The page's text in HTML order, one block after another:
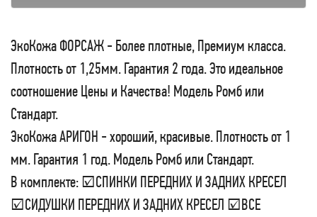
ЭкоКожа ФОРСАЖ - Более плотные, Премиум класса.
Плотность от 1,25мм. Гарантия 2 года. Это идеальное
соотношение Цены и Качества! Модель Ромб или
Стандарт.
ЭкоКожа АРИГОН - хороший, красивые. Плотность от 1
мм. Гарантия 1 год. Модель Ромб или Стандарт.
В комплекте: ☑СПИНКИ ПЕРЕДНИХ И ЗАДНИХ КРЕСЕЛ
☑СИДУШКИ ПЕРЕДНИХ И ЗАДНИХ КРЕСЕЛ ☑ВСЕ